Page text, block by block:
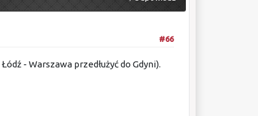
#66
- Warszawa przedłużyć do Gdyni).